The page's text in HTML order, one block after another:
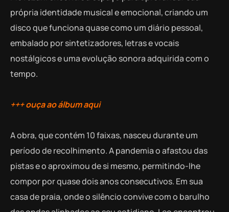
própria identidade musical e emocional, criando um
disco que funciona quase como um diário pessoal,
embalado por sintetizadores, letras e vocais
nostálgicos e uma evolução sonora adquirida com o
tempo.
+++ ouça ao álbum aqui
A obra, que contém 10 faixas, nasceu durante um
período de recolhimento. A pandemia o afastou das
pistas e o aproximou de si mesmo, permitindo-lhe
compor por quase dois anos consecutivos. Em sua
casa de praia, onde o silêncio convive com o barulho